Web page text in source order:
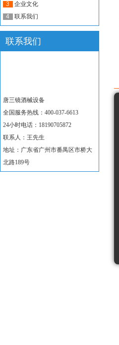
3
企业文化
4
联系我们
联系我们
唐三镜酒械设备
全国服务热线：400-037-6613
24小时电话：18190705872
联系人：王先生
地址：广东省广州市番禺区市桥大
北路189号